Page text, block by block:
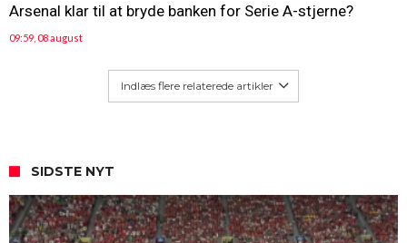
Arsenal klar til at bryde banken for Serie A-stjerne?
09:59, 08 august
Indlæs flere relaterede artikler
SIDSTE NYT